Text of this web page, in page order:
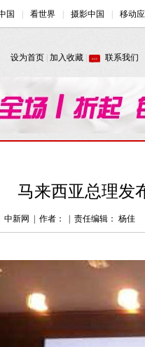
马来西亚总理发
中新网 作者： 责任编辑： 杨佳